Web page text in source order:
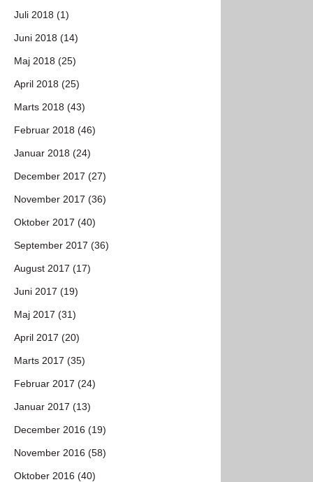
Juli 2018 (1)
Juni 2018 (14)
Maj 2018 (25)
April 2018 (25)
Marts 2018 (43)
Februar 2018 (46)
Januar 2018 (24)
December 2017 (27)
November 2017 (36)
Oktober 2017 (40)
September 2017 (36)
August 2017 (17)
Juni 2017 (19)
Maj 2017 (31)
April 2017 (20)
Marts 2017 (35)
Februar 2017 (24)
Januar 2017 (13)
December 2016 (19)
November 2016 (58)
Oktober 2016 (40)